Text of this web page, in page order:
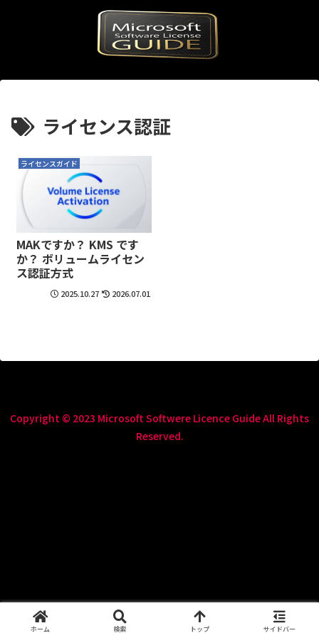
ライセンス認証
ライセンスガイド
MAKですか？ KMS です
か？ ボリュームライセン
ス認証方式
2025.10.27 2026.07.01
Copyright © 2023 Microsoft Softwere Licence Guide All Rights
Reserved.
ホーム 検索 トップ サイドバー